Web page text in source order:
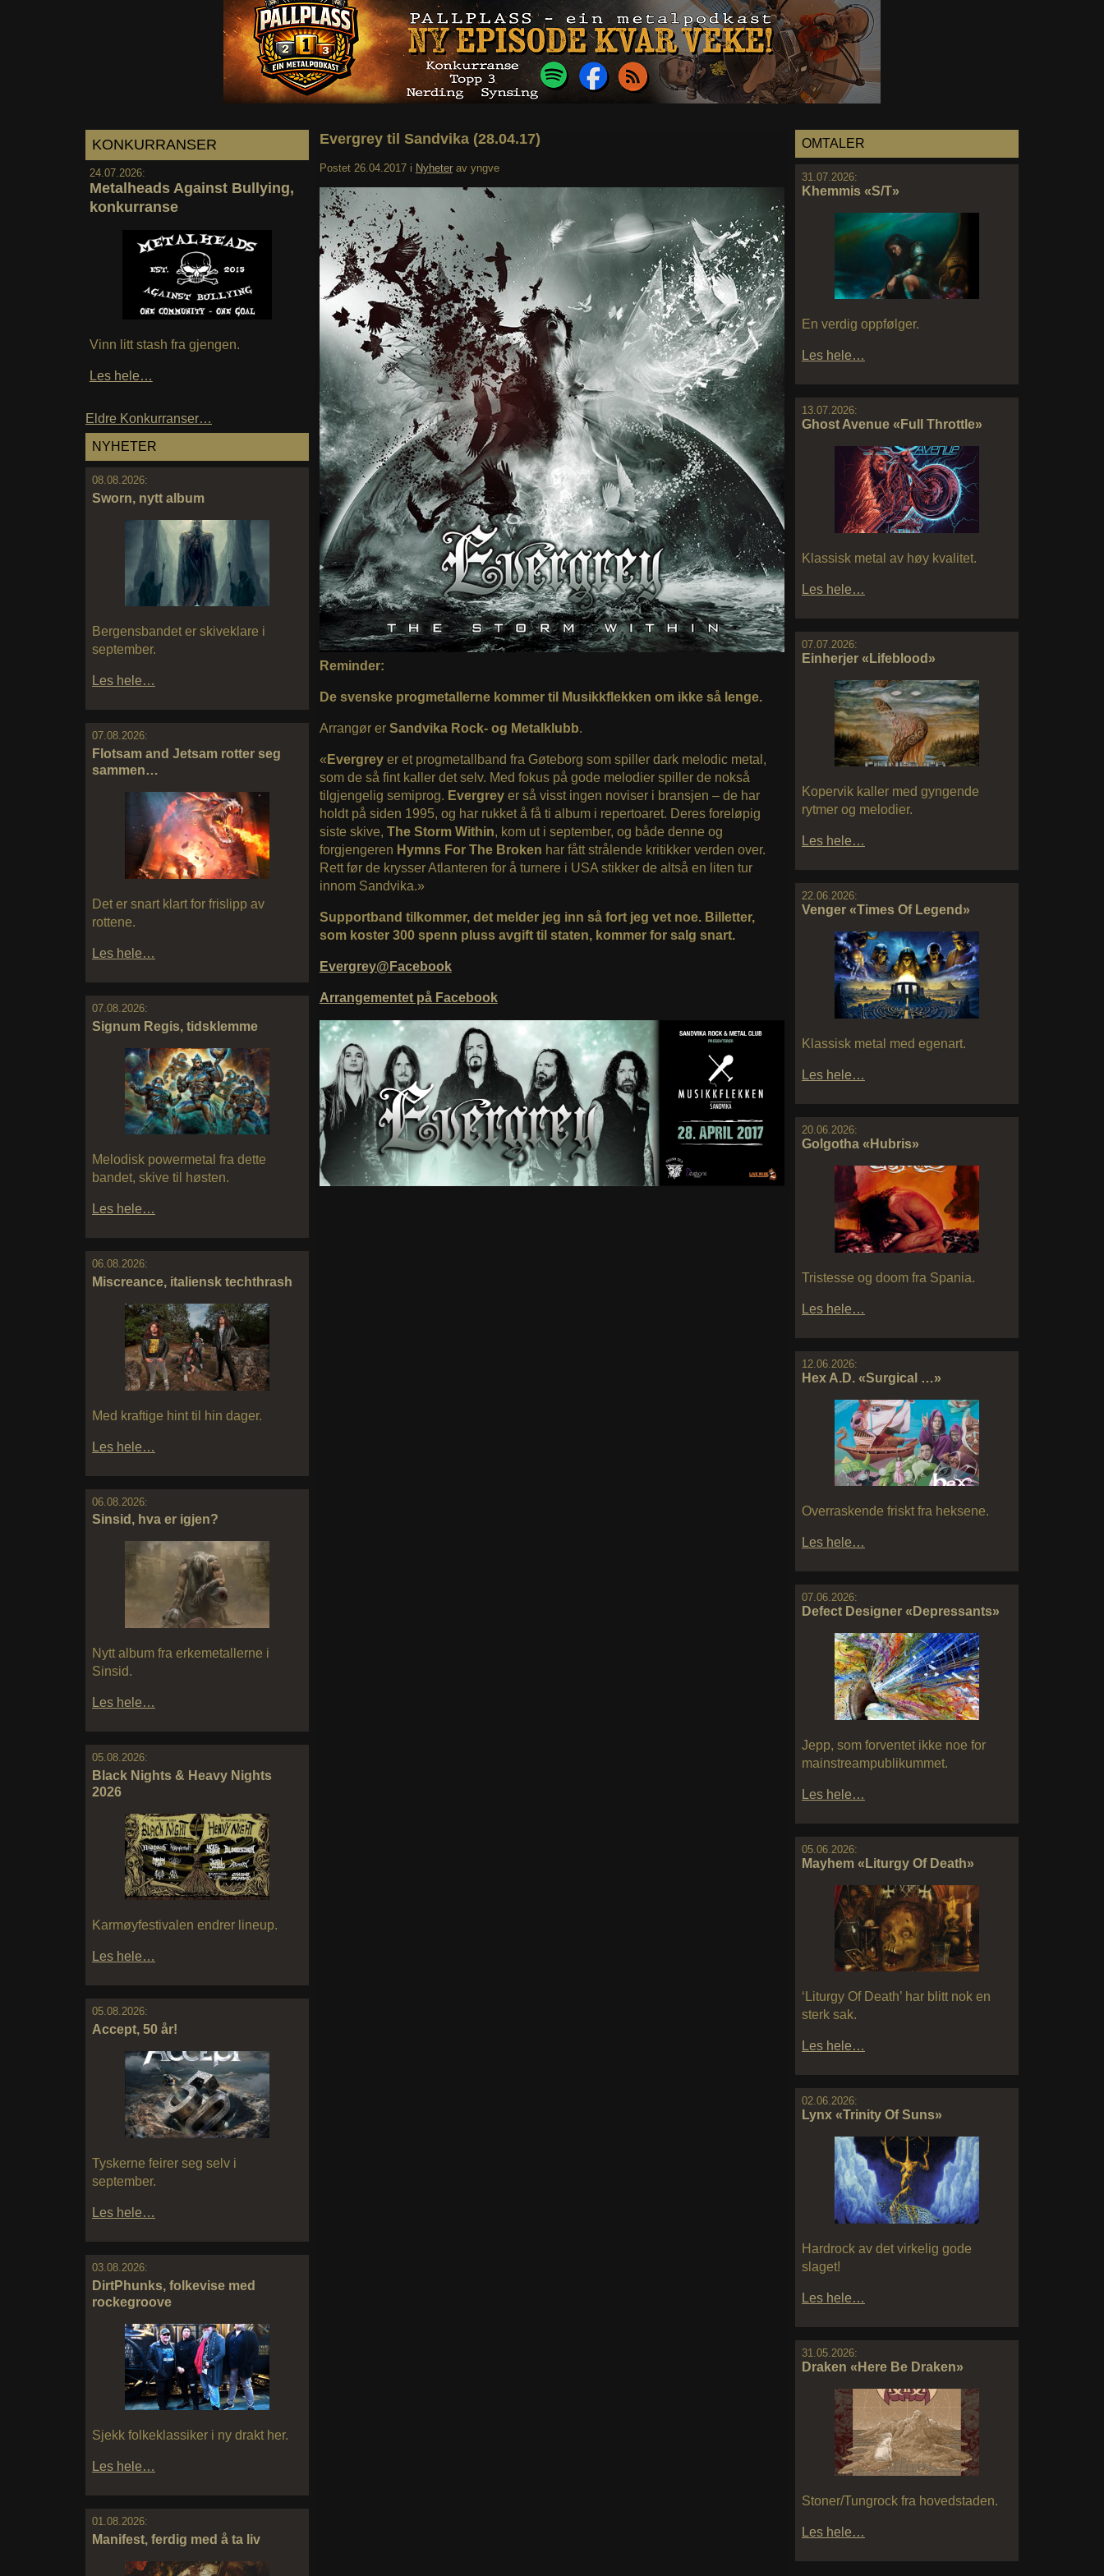
KONKURRANSER
24.07.2026:
Metalheads Against Bullying,
konkurranse
Vinn litt stash fra gjengen.
Les hele…
Eldre Konkurranser…
NYHETER
08.08.2026:
Sworn, nytt album
Bergensbandet er skiveklare i
september.
Les hele…
07.08.2026:
Flotsam and Jetsam rotter seg
sammen…
Det er snart klart for frislipp av
rottene.
Les hele…
07.08.2026:
Signum Regis, tidsklemme
Melodisk powermetal fra dette
bandet, skive til høsten.
Les hele…
06.08.2026:
Miscreance, italiensk techthrash
Med kraftige hint til hin dager.
Les hele…
06.08.2026:
Sinsid, hva er igjen?
Nytt album fra erkemetallerne i
Sinsid.
Les hele…
05.08.2026:
Black Nights & Heavy Nights
2026
Karmøyfestivalen endrer lineup.
Les hele…
05.08.2026:
Accept, 50 år!
Tyskerne feirer seg selv i
september.
Les hele…
03.08.2026:
DirtPhunks, folkevise med
rockegroove
Sjekk folkeklassiker i ny drakt her.
Les hele…
01.08.2026:
Manifest, ferdig med å ta liv
OMTALER
31.07.2026:
Khemmis «S/T»
En verdig oppfølger.
Les hele…
13.07.2026:
Ghost Avenue «Full Throttle»
Klassisk metal av høy kvalitet.
Les hele…
07.07.2026:
Einherjer «Lifeblood»
Kopervik kaller med gyngende
rytmer og melodier.
Les hele…
22.06.2026:
Venger «Times Of Legend»
Klassisk metal med egenart.
Les hele…
20.06.2026:
Golgotha «Hubris»
Tristesse og doom fra Spania.
Les hele…
12.06.2026:
Hex A.D. «Surgical …»
Overraskende friskt fra heksene.
Les hele…
07.06.2026:
Defect Designer «Depressants»
Jepp, som forventet ikke noe for
mainstreampublikummet.
Les hele…
05.06.2026:
Mayhem «Liturgy Of Death»
‘Liturgy Of Death’ har blitt nok en
sterk sak.
Les hele…
02.06.2026:
Lynx «Trinity Of Suns»
Hardrock av det virkelig gode
slaget!
Les hele…
31.05.2026:
Draken «Here Be Draken»
Stoner/Tungrock fra hovedstaden.
Les hele…
Evergrey til Sandvika (28.04.17)
Postet 26.04.2017 i Nyheter av yngve
Reminder:
De svenske progmetallerne kommer til Musikkflekken om ikke så lenge.
Arrangør er Sandvika Rock- og Metalklubb.
« Evergrey er et progmetallband fra Gøteborg som spiller dark melodic metal,
som de så fint kaller det selv. Med fokus på gode melodier spiller de nokså
tilgjengelig semiprog. Evergrey er så visst ingen noviser i bransjen – de har
holdt på siden 1995, og har rukket å få ti album i repertoaret. Deres foreløpig
siste skive, The Storm Within, kom ut i september, og både denne og
forgjengeren Hymns For The Broken har fått strålende kritikker verden over.
Rett før de krysser Atlanteren for å turnere i USA stikker de altså en liten tur
innom Sandvika.»
Supportband tilkommer, det melder jeg inn så fort jeg vet noe. Billetter,
som koster 300 spenn pluss avgift til staten, kommer for salg snart.
Evergrey@Facebook
Arrangementet på Facebook